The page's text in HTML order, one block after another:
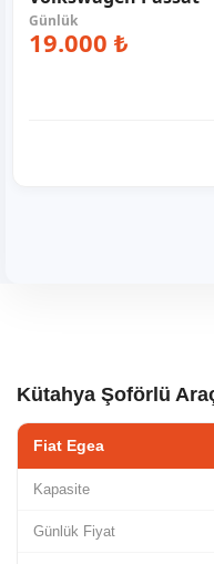
19.000 ₺
Kütahya Şoförlü
Fiat Egea
Kapasite
Günlük Fiyat